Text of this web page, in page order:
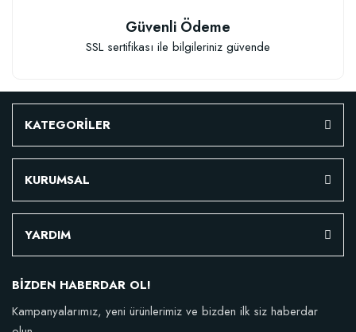
Güvenli Ödeme
SSL sertifikası ile bilgileriniz güvende
KATEGORİLER
KURUMSAL
YARDIM
BİZDEN HABERDAR OL!
Kampanyalarımız, yeni ürünlerimiz ve bizden ilk siz haberdar